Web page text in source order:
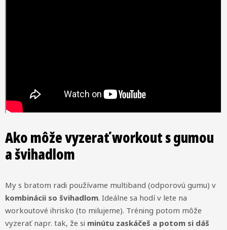
Ako môže vyzerať workout s gumou
a švihadlom
My s bratom radi používame multiband (odporovú gumu) v
kombinácii so švihadlom. Ideálne sa hodí v lete na
workoutové ihrisko (to milujeme). Tréning potom môže
vyzerať napr. tak, že si minútu zaskáčeš a potom si dáš